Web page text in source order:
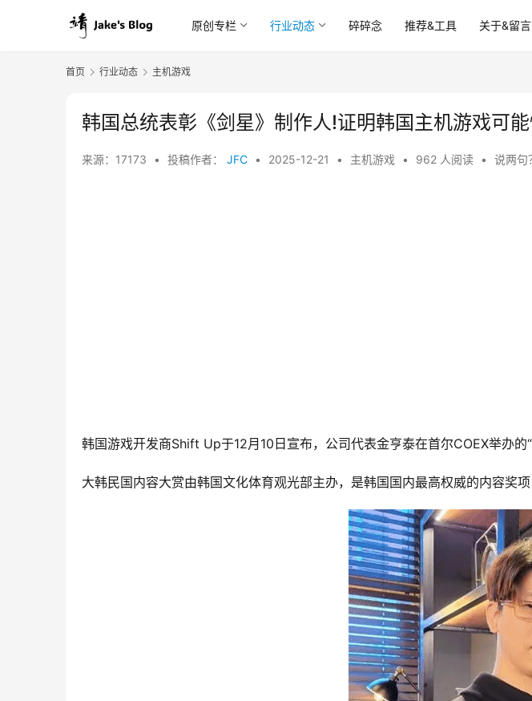
原创专栏 行业动态 碎碎念 推荐&工具 关于&留言
首页 行业动态 主机游戏
韩国总统表彰《剑星》制作人!证明韩国主机游戏可
来源：17173 • 投稿作者： JFC • 2025-12-21 • 主机游戏 • 962 人阅读 • 说两句
韩国游戏开发商Shift Up于12月10日宣布，公司代表金亨泰在首尔COEX举办
大韩民国内容大赏由韩国文化体育观光部主办，是韩国国内最高权威的内容奖